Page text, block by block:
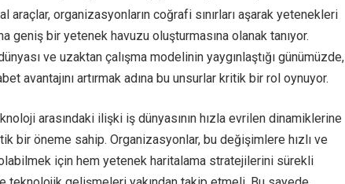
araçlar, organizasyonların coğrafi sınırları aşarak yetenekleri
geniş bir yetenek havuzu oluşturmasına olanak tanıyor.
ve uzaktan çalışma modelinin yaygınlaştığı günümüzde,
avantajını artırmak adına bu unsurlar kritik bir rol oynuyor.
arasındaki ilişki iş dünyasının hızla evrilen dinamiklerine
bir öneme sahip. Organizasyonlar, bu değişimlere hızlı ve
için hem yetenek haritalama stratejilerini sürekli